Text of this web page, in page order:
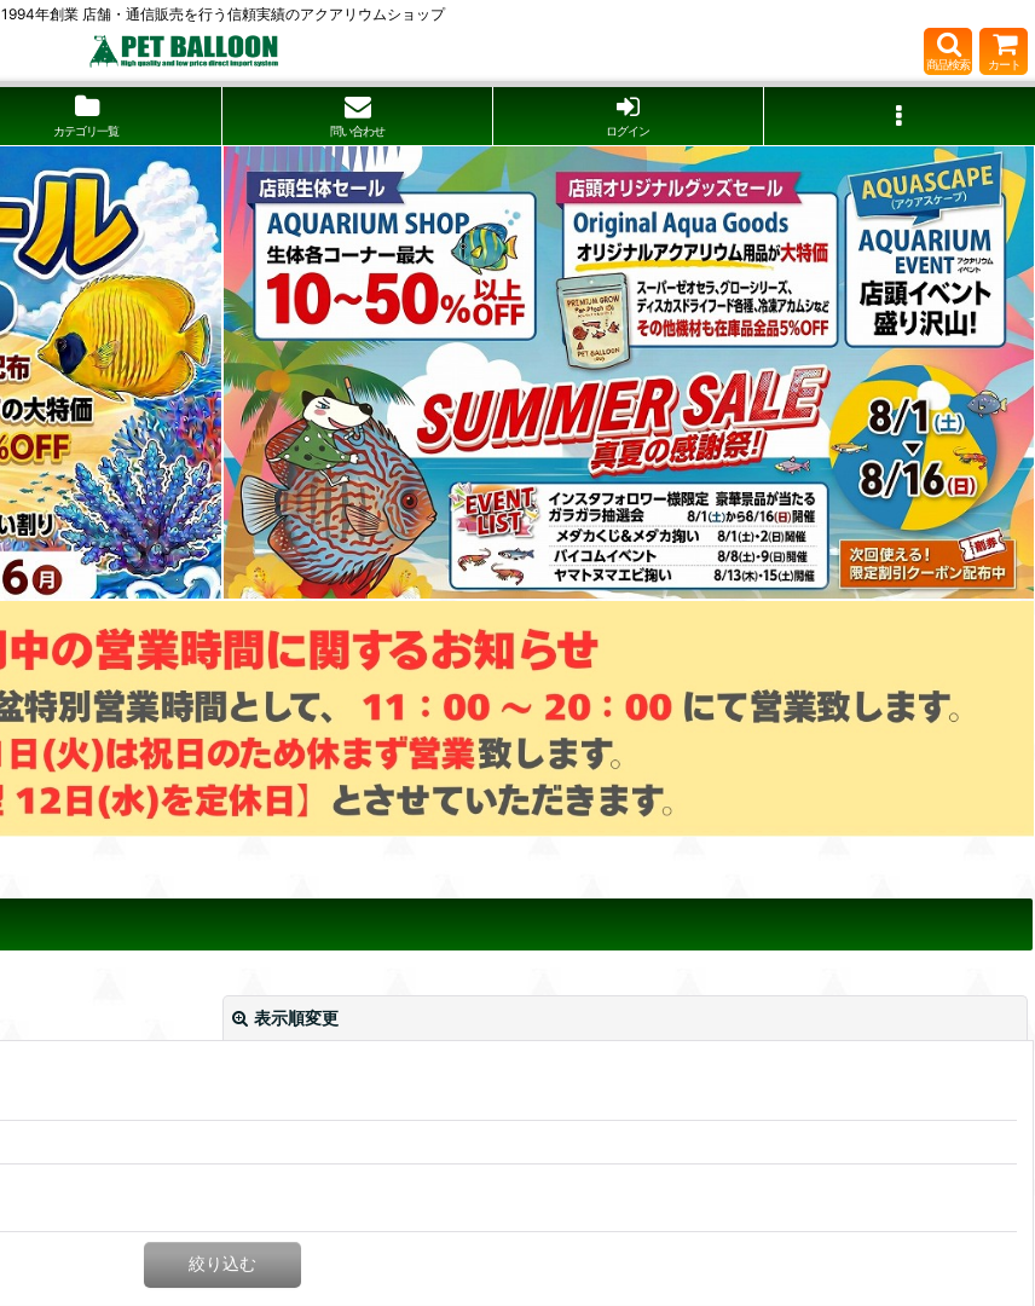
1994年創業 店舗・通信販売を行う信頼実績のアクアリウムショップ
商品検索 カート
カテゴリ一覧 問い合わせ ログイン
表示順変更
絞り込む